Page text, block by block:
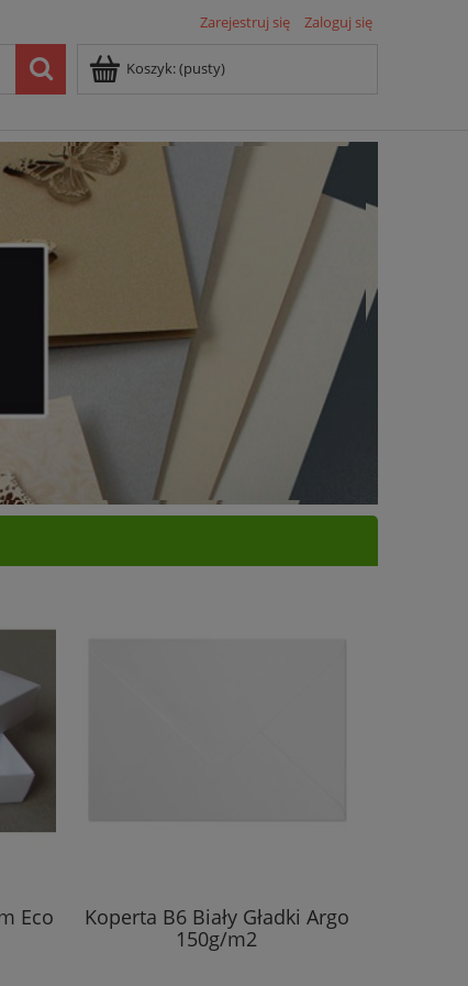
Zarejestruj się Zaloguj się
Koszyk:(pusty)
Eco
Koperta B6 Biały Gładki Argo
150g/m2